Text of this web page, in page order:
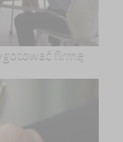
firmę